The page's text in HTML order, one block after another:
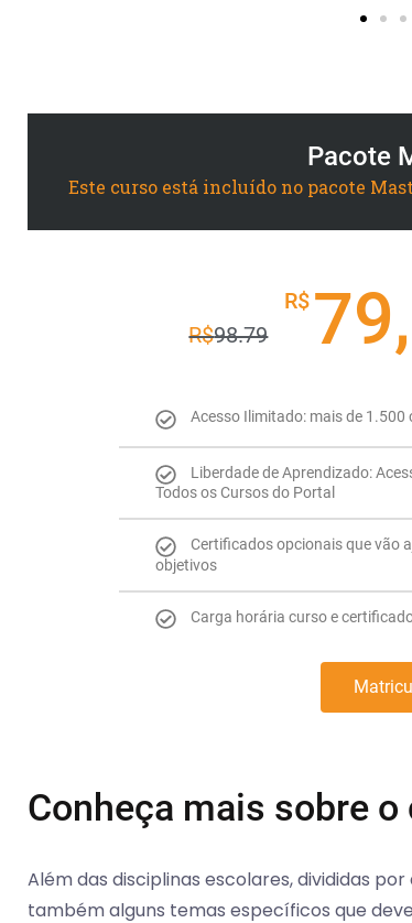
Pacote
Este curso está incluído no pacote
R$98.79
R$
Acesso Ilimitado: mais de 1.500
Liberdade de Aprendizado:
Todos os Cursos do Portal
Certificados opcionais que vão
objetivos
Carga horária curso e
Conheça mais sobre o
Além das disciplinas escolares, divididas
também alguns temas específicos que